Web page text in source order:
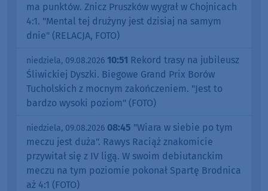
ma punktów. Znicz Pruszków wygrał w Chojnicach
4:1. "Mental tej drużyny jest dzisiaj na samym
dnie" (RELACJA, FOTO)
niedziela, 09.08.2026 10:51 Rekord trasy na jubileusz
Śliwickiej Dyszki. Biegowe Grand Prix Borów
Tucholskich z mocnym zakończeniem. "Jest to
bardzo wysoki poziom" (FOTO)
niedziela, 09.08.2026 08:45 "Wiara w siebie po tym
meczu jest duża". Rawys Raciąż znakomicie
przywitał się z IV ligą. W swoim debiutanckim
meczu na tym poziomie pokonał Spartę Brodnica
aż 4:1 (FOTO)